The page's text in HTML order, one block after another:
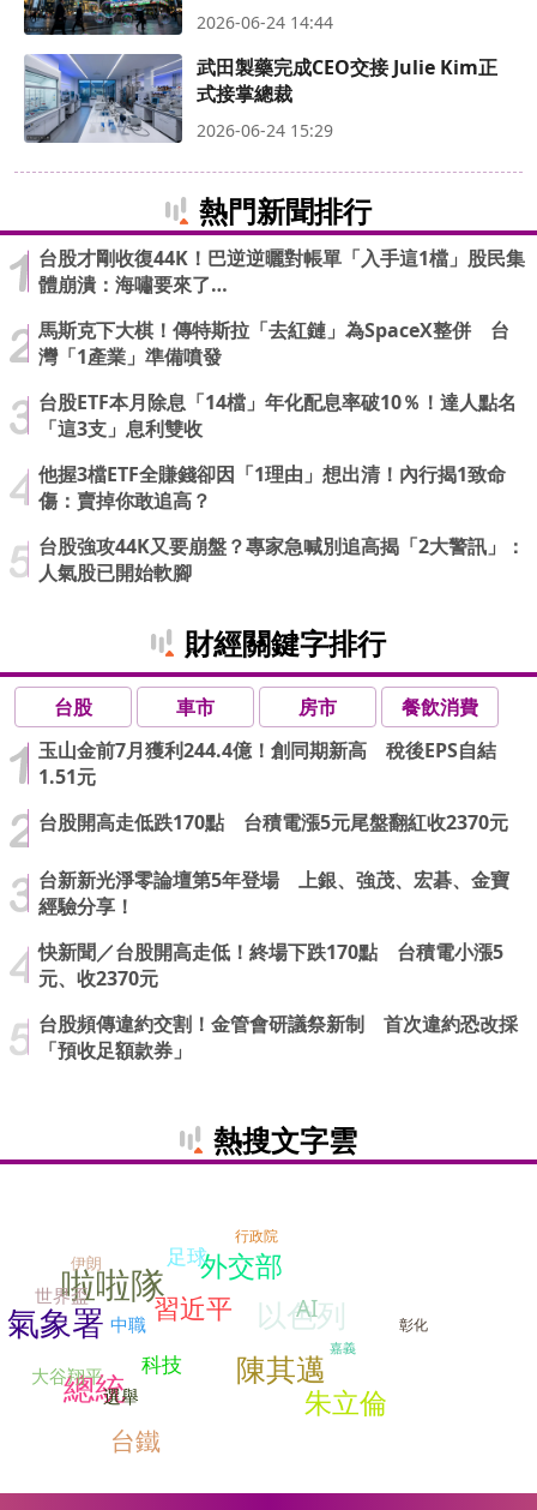
2026-06-24 14:44
武田製藥完成CEO交接 Julie Kim正
式接掌總裁
2026-06-24 15:29
熱門新聞排行
台股才剛收復44K！巴逆逆曬對帳單「入手這1檔」股民集
體崩潰：海嘯要來了…
馬斯克下大棋！傳特斯拉「去紅鏈」為SpaceX整併 台
灣「1產業」準備噴發
台股ETF本月除息「14檔」年化配息率破10％！達人點名
「這3支」息利雙收
他握3檔ETF全賺錢卻因「1理由」想出清！內行揭1致命
傷：賣掉你敢追高？
台股強攻44K又要崩盤？專家急喊別追高揭「2大警訊」：
人氣股已開始軟腳
財經關鍵字排行
台股 車市 房市
餐飲消費
玉山金前7月獲利244.4億！創同期新高 稅後EPS自結
1.51元
台股開高走低跌170點 台積電漲5元尾盤翻紅收2370元
台新新光淨零論壇第5年登場 上銀、強茂、宏碁、金寶
經驗分享！
快新聞／台股開高走低！終場下跌170點 台積電小漲5
元、收2370元
台股頻傳違約交割！金管會研議祭新制 首次違約恐改採
「預收足額款券」
熱搜文字雲
科技 陳其邁
朱立倫
以色列
外交部
AI
習近平
台鐵
彰化
啦啦隊
足球
中職
總統
嘉義
選舉
伊朗
大谷翔平
世界盃
氣象署
行政院